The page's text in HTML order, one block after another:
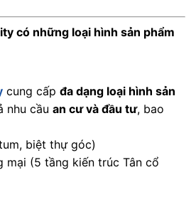
có những loại hình sản phẩm
cung cấp đa dạng loại hình sản
nhu cầu an cư và đầu tư, bao
biệt thự góc)
mại (5 tầng kiến trúc Tân cổ